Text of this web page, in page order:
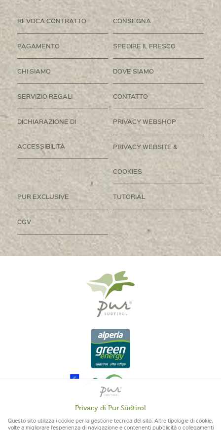
REVOCA CONTRATTO CONSEGNA
PAGAMENTO SPEDIRE IL FRESCO
CHI SIAMO DOVE SIAMO
SERVIZIO REGALI CONTATTO
DICHIARAZIONE DI
ACCESSIBILITÀ
PRIVACY WEBSHOP
PRIVACY WEBSITE &
COOKIES
PUR EXCLUSIVE TUTORIAL
CGV
Privacy di Pur Südtirol
Questo sito utilizza i cookie per la gestione tecnica del sito. Altre tipologie di cookie,
volte a migliorare l'esperienza di navigazione e contenenti pubblicità o collegamenti